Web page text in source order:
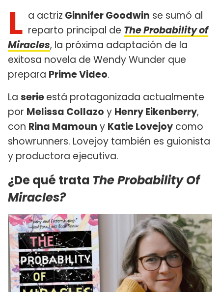
L a actriz Ginnifer Goodwin se sumó al
reparto principal de The Probability of
Miracles, la próxima adaptación de la
exitosa novela de Wendy Wunder que
prepara Prime Video.
La serieestá protagonizada actualmente
por Melissa Collazo y Henry Eikenberry,
con Rina Mamoun y Katie Lovejoy como
showrunners. Lovejoy también es guionista
y productora ejecutiva.
¿De qué trata The Probability Of
Miracles?